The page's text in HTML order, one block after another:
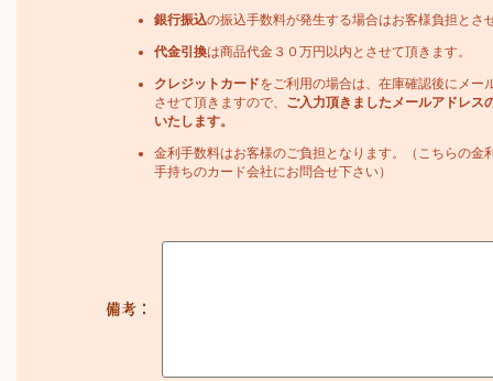
銀行振込の振込手数料が発生する場合はお客様負担とさ
代金引換は商品代金３０万円以内とさせて頂きます。
クレジットカードをご利用の場合は、在庫確認後にメー
させて頂きますので、
ご入力頂きましたメールアドレス
いたします。
金利手数料はお客様のご負担となります。（こちらの金
手持ちのカード会社にお問合せ下さい）